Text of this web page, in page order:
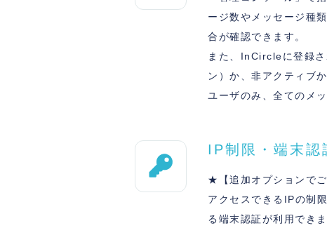
ージ数やメッセージ種
合が確認できます。
また、InCircleに登録
ン）か、非アクティブ
ユーザのみ、全てのメ
IP制限・端末認
★【追加オプションでご
アクセスできるIPの制
る端末認証が利用できま